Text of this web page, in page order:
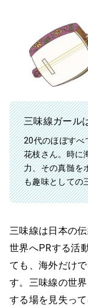
三味線ガール
20代のほぼすべ
花枝さん。時に
力、その真髄を
も趣味としての
三味線は日本の
世界へPRする活
ても、海外だけ
す。三味線の世
する場を見失っ